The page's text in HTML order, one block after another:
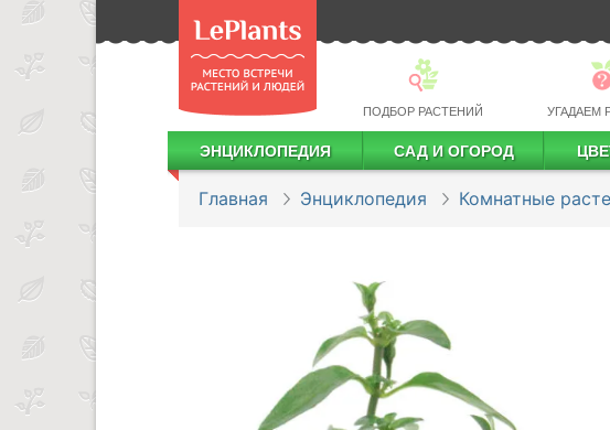
ПОДБОР РАСТЕНИЙ УГАДАЕМ
ЭНЦИКЛОПЕДИЯ САД И ОГОРОД
Главная Энциклопедия Комнатные